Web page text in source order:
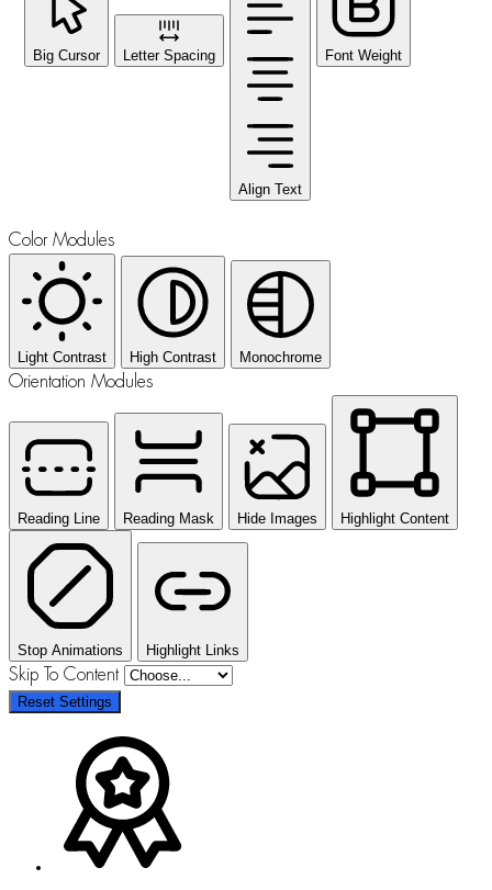
Big Cursor Letter Spacing
Align Text
Font Weight
Color Modules
Light Contrast High Contrast Monochrome
Orientation Modules
Reading Line Reading Mask Hide Images Highlight Content
Stop Animations Highlight Links
Skip To Content
Reset Settings